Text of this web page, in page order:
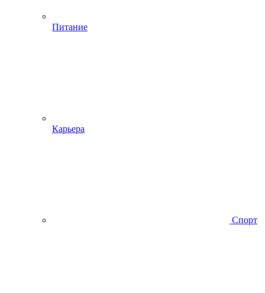
Питание
Карьера
Спорт